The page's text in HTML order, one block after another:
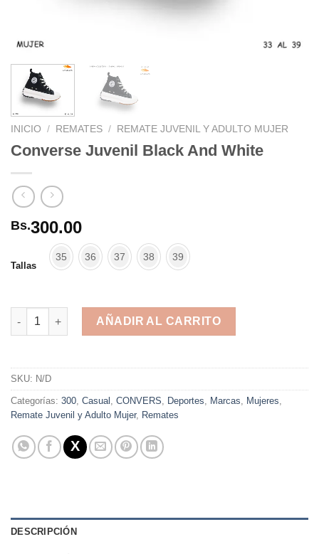
INICIO / REMATES / REMATE JUVENIL Y ADULTO MUJER
Converse Juvenil Black And White
Bs.300.00
Tallas
35 36 37 38 39
Converse Juvenil Black And White cantidad
AÑADIR AL CARRITO
SKU: N/D
Categorías: 300, Casual , CONVERS, Deportes, Marcas, Mujeres,
Remate Juvenil y Adulto Mujer, Remates
DESCRIPCIÓN